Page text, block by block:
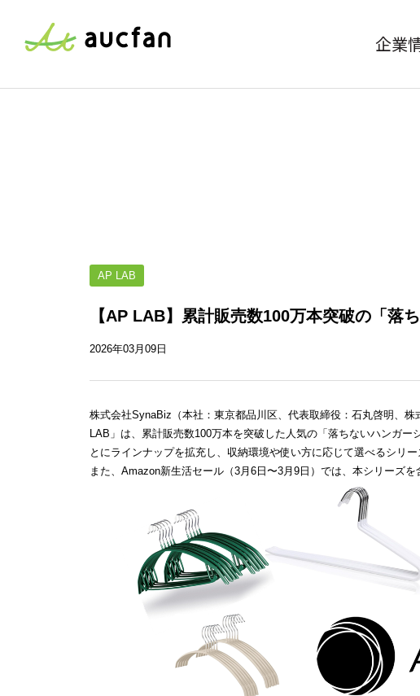
企業
AP LAB
【AP LAB】累計販売数100万本突破の「落
2026年03月09日
株式会社SynaBiz（本社：東京都品川区、代表取締役：石丸啓明、
LAB」は、累計販売数100万本を突破した人気の「落ちないハンガ
とにラインナップを拡充し、収納環境や使い方に応じて選べるシリー
また、Amazon新生活セール（3月6日〜3月9日）では、本シリーズ